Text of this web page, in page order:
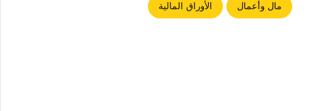
مال وأعمال الأوراق المالية